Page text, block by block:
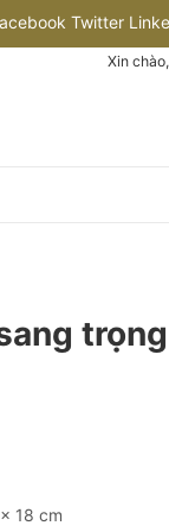
Twitter
FlickrXin chào,
18 cm